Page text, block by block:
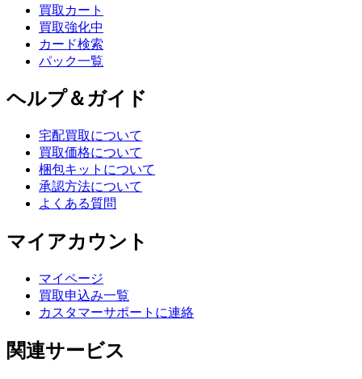
買取カート
買取強化中
カード検索
パック一覧
ヘルプ＆ガイド
宅配買取について
買取価格について
梱包キットについて
承認方法について
よくある質問
マイアカウント
マイページ
買取申込み一覧
カスタマーサポートに連絡
関連サービス